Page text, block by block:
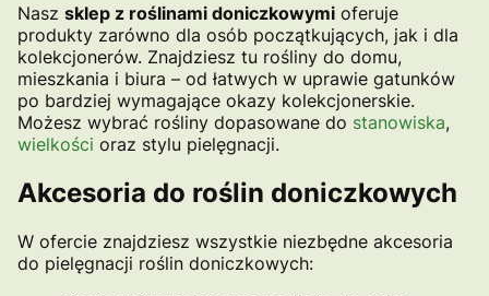
Nasz sklep z roślinami doniczkowymi oferuje
produkty zarówno dla osób początkujących, jak i dla
kolekcjonerów. Znajdziesz tu rośliny do domu,
mieszkania i biura – od łatwych w uprawie gatunków
po bardziej wymagające okazy kolekcjonerskie.
Możesz wybrać rośliny dopasowane do stanowiska,
wielkości oraz stylu pielęgnacji.
Akcesoria do roślin doniczkowych
W ofercie znajdziesz wszystkie niezbędne akcesoria
do pielęgnacji roślin doniczkowych: